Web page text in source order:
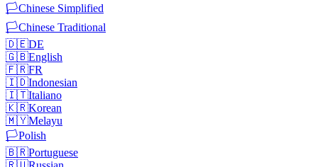
🏳️Chinese Simplified
🏳️Chinese Traditional
🇩🇪DE
🇬🇧English
🇫🇷FR
🇮🇩Indonesian
🇮🇹Italiano
🇰🇷Korean
🇲🇾Melayu
🏳️Polish
🇧🇷Portuguese